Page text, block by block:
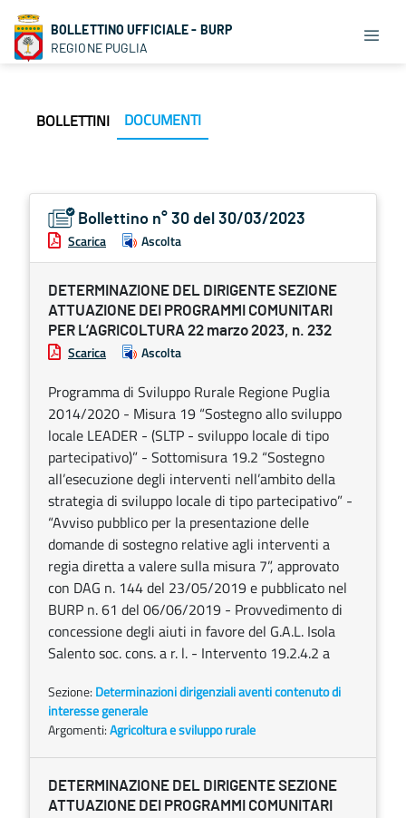
BOLLETTINO UFFICIALE - BURP
REGIONE PUGLIA
BOLLETTINI DOCUMENTI
Bollettino n° 30 del 30/03/2023
Scarica Ascolta
DETERMINAZIONE DEL DIRIGENTE SEZIONE
ATTUAZIONE DEI PROGRAMMI COMUNITARI
PER L’AGRICOLTURA 22 marzo 2023, n. 232
Scarica Ascolta
Programma di Sviluppo Rurale Regione Puglia
2014/2020 - Misura 19 “Sostegno allo sviluppo
locale LEADER - (SLTP - sviluppo locale di tipo
partecipativo)” - Sottomisura 19.2 “Sostegno
all’esecuzione degli interventi nell’ambito della
strategia di sviluppo locale di tipo partecipativo” -
“Avviso pubblico per la presentazione delle
domande di sostegno relative agli interventi a
regia diretta a valere sulla misura 7”, approvato
con DAG n. 144 del 23/05/2019 e pubblicato nel
BURP n. 61 del 06/06/2019 - Provvedimento di
concessione degli aiuti in favore del G.A.L. Isola
Salento soc. cons. a r. l. - Intervento 19.2.4.2 a
Sezione: Determinazioni dirigenziali aventi contenuto di
interesse generale
Argomenti:Agricoltura e sviluppo rurale
DETERMINAZIONE DEL DIRIGENTE SEZIONE
ATTUAZIONE DEI PROGRAMMI COMUNITARI